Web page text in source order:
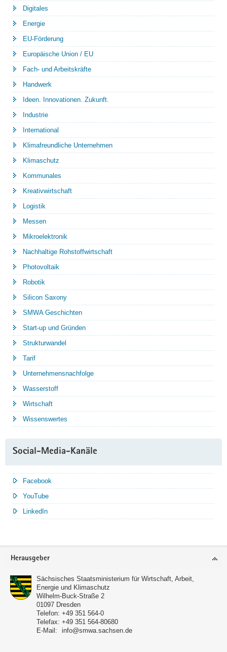
Digitales
Energie
EU-Förderung
Europäische Union / EU
Fach- und Arbeitskräfte
Handwerk
Ideen. Innovationen. Zukunft.
Industrie
International
Klimafreundliche Unternehmen
Klimaschutz
Kommunales
Kreativwirtschaft
Logistik
Messen
Mikroelektronik
Nachhaltige Rohstoffwirtschaft
Photovoltaik
Robotik
Silicon Saxony
SMWA Geschichten
Start-up und Gründen
Strukturwandel
Tarif
Unternehmensnachfolge
Wasserstoff
Wirtschaft
Wissenswertes
Social-Media-Kanäle
Facebook
YouTube
LinkedIn
Service
Herausgeber
Sächsisches Staatsministerium für Wirtschaft, Arbeit,
Energie und Klimaschutz
Wilhelm-Buck-Straße 2
01097 Dresden
Telefon: +49 351 564-0
Telefax: +49 351 564-80680
E-Mail:
info@smwa.sachsen.de